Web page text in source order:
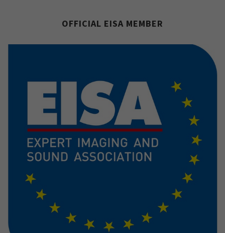
OFFICIAL EISA MEMBER